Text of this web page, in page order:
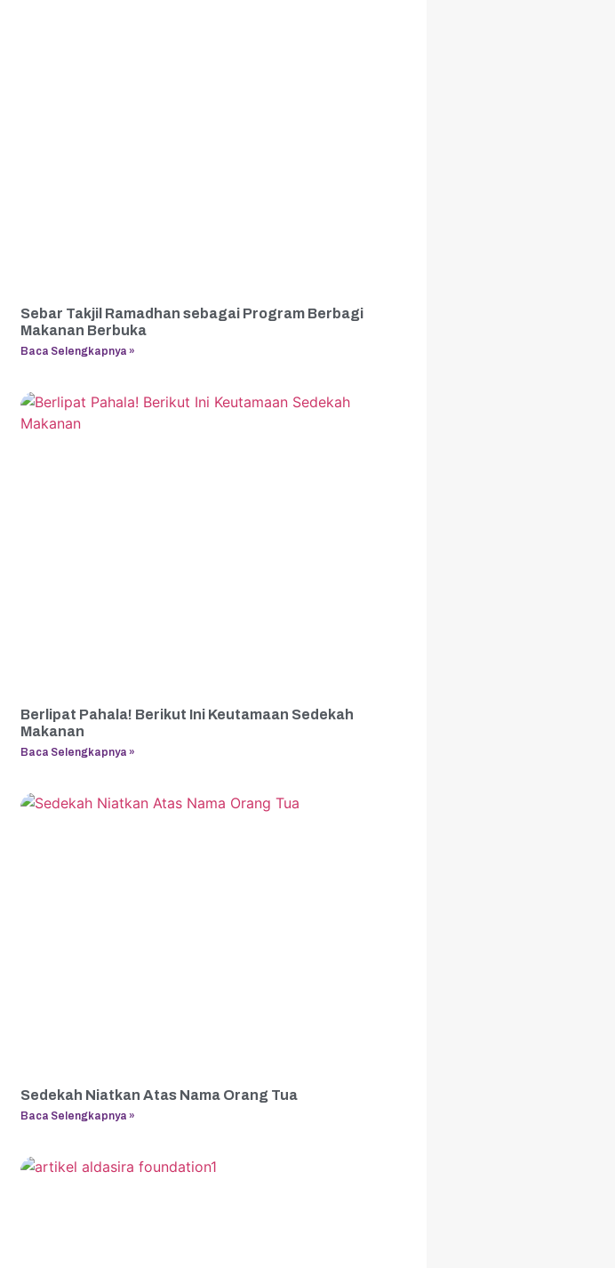
Sebar Takjil Ramadhan sebagai Program Berbagi
Makanan Berbuka
Baca Selengkapnya »
Berlipat Pahala! Berikut Ini Keutamaan Sedekah
Makanan
Baca Selengkapnya »
Sedekah Niatkan Atas Nama Orang Tua
Baca Selengkapnya »